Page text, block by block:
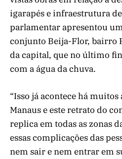
igarapés e infraestrutura de
parlamentar apresentou
conjunto Beija-Flor, bairro
da capital, que no último
com a água da chuva.
“Isso já acontece há muitos
Manaus e este retrato do
replica em todas as zonas
essas complicações das
nem sair e nem entrar em